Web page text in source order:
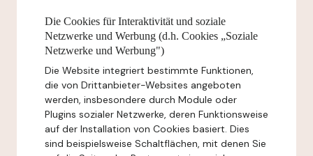
Die Cookies für Interaktivität und soziale
Netzwerke und Werbung (d.h. Cookies „Soziale
Netzwerke und Werbung")
Die Website integriert bestimmte Funktionen,
die von Drittanbieter-Websites angeboten
werden, insbesondere durch Module oder
Plugins sozialer Netzwerke, deren Funktionsweise
auf der Installation von Cookies basiert. Dies
sind beispielsweise Schaltflächen, mit denen Sie